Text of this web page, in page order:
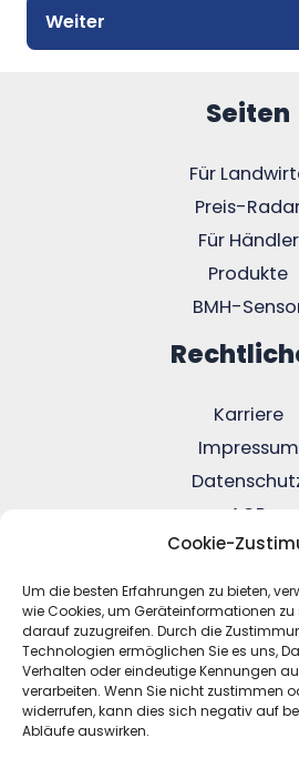
Cookie-
Um die besten Erfahrungen zu bieten,
wie Cookies, um Geräteinformationen
darauf zuzugreifen. Durch die
Technologien ermöglichen Sie es uns,
Verhalten oder eindeutige Kennungen
verarbeiten. Wenn Sie nicht zustimmen
widerrufen, kann dies sich negativ auf
Abläufe auswirken.
Seiten
Für
Preis-
Für Händler
Produkte
BMH-
Karriere
Impressum
AGB
FAQ
Obernstraße
33602